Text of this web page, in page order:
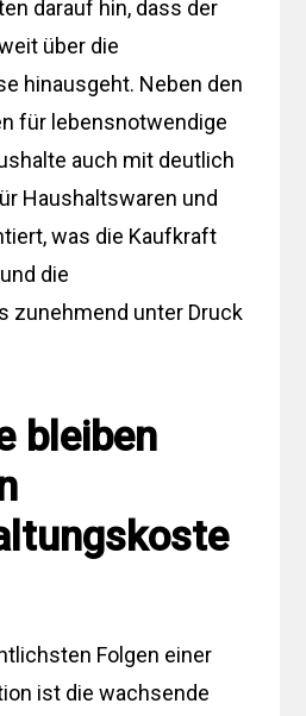
darauf hin, dass der
über die
hinausgeht. Neben den
für lebensnotwendige
auch mit deutlich
Haushaltswaren und
was die Kaufkraft
die
zunehmend unter Druck
bleiben
Folgen einer
ist die wachsende